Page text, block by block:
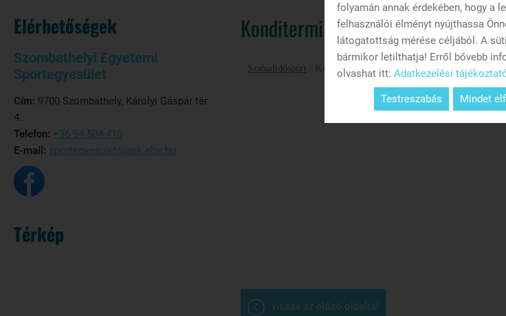
Elérhetőségek
Szombathelyi Egyetemi
Sportegyesület
Cím: 9700 Szombathely, Károlyi Gáspár tér
4.
Telefon: +36-94-504-410
E-mail: sportegyesulet@sek.elte.hu
Térkép
Konditermi edzés
Szabadidősport Konditermi edzés
vissza az előző oldalra!
Mindet
Testreszabás
folyamán annak érdekében, hogy a
felhasználói élményt nyújthassa
látogatottság mérése céljából. A
bármikor letilthatja! Erről bővebb
olvashat itt: Adatkezelési